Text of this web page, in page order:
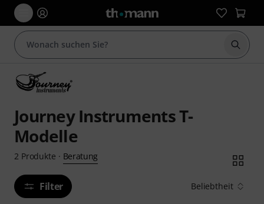
Suche
Journey Instruments T-
Modelle
2 Produkte · Beratung
Filter Beliebtheit